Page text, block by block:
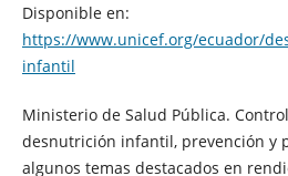
Disponible en:
https://www.unicef.org/ecuador/
infantil
Ministerio de Salud Pública.
desnutrición infantil, prevención y
algunos temas destacados en